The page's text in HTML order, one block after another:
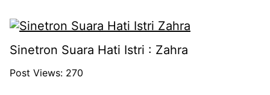
Sinetron Suara Hati Istri : Zahra
Post Views: 270